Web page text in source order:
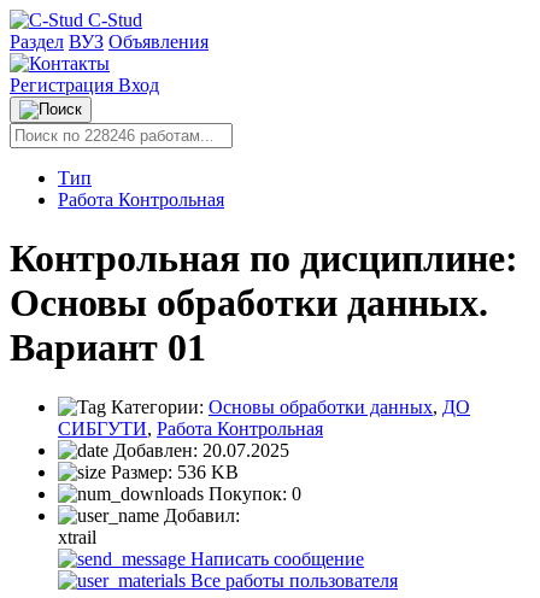
C-Stud
Раздел ВУЗ Объявления
Регистрация Вход
Тип
Работа Контрольная
Контрольная по дисциплине:
Основы обработки данных.
Вариант 01
Категории: Основы обработки данных, ДО
СИБГУТИ, Работа Контрольная
Добавлен: 20.07.2025
Размер: 536 KB
Покупок: 0
Добавил:
xtrail
Написать сообщение
Все работы пользователя